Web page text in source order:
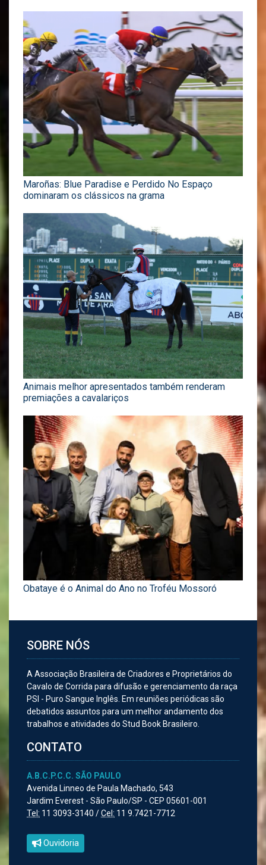
Maroñas: Blue Paradise e Perdido No Espaço
dominaram os clássicos na grama
Animais melhor apresentados também renderam
premiações a cavalariços
Obataye é o Animal do Ano no Troféu Mossoró
SOBRE NÓS
A Associação Brasileira de Criadores e Proprietários do
Cavalo de Corrida para difusão e gerenciamento da raça
PSI - Puro Sangue Inglês. Em reuniões periódicas são
debatidos assuntos para um melhor andamento dos
trabalhos e atividades do Stud Book Brasileiro.
CONTATO
A.B.C.P.C.C. SÃO PAULO
Avenida Linneo de Paula Machado, 543
Jardim Everest - São Paulo/SP - CEP 05601-001
Tel: 11 3093-3140 /Cel: 11 9.7421-7712
Ouvidoria